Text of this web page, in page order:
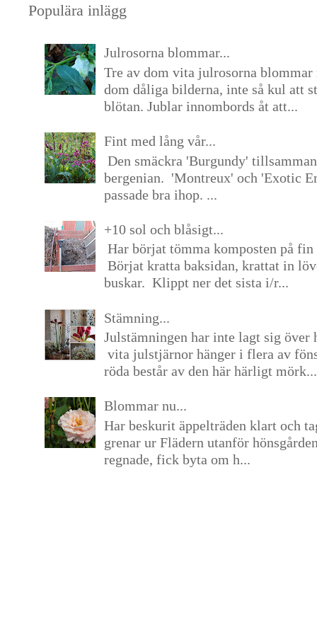
Populära inlägg
Julrosorna blommar...
Tre av dom vita julrosorna blommar
dom dåliga bilderna, inte så kul att
blötan. Jublar innombords åt att...
Fint med lång vår...
Den smäckra 'Burgundy'
bergenian. 'Montreux' och 'Exotic
passade bra ihop. ...
+10 sol och blåsigt...
Har börjat tömma komposten på
Börjat kratta baksidan, krattat in
buskar. Klippt ner det sista i/r...
Stämning...
Julstämningen har inte lagt sig över
vita julstjärnor hänger i flera av
röda består av den här härligt mörk...
Blommar nu...
Har beskurit äppelträden klart och
grenar ur Flädern utanför
regnade, fick byta om h...